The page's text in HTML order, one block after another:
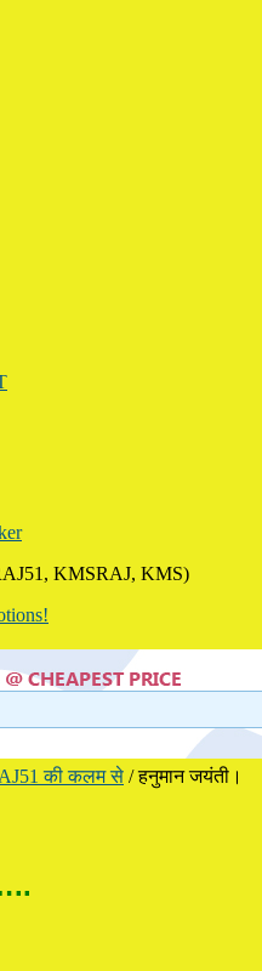
KMSRAJ, KMS)
की कलम से /हनुमान जयंती।